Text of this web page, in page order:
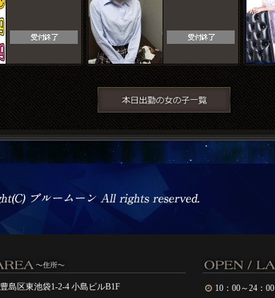
豊島区東池袋1-2-4 小島ビルB1F 10：00～24：00